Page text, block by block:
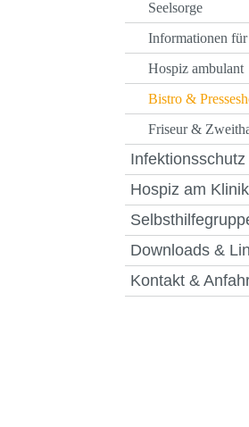
Seelsorge
Informationen für
Hospiz ambulant
Bistro &
Friseur &
Infektionsschutz
Hospiz am
Downloads &
Kontakt &